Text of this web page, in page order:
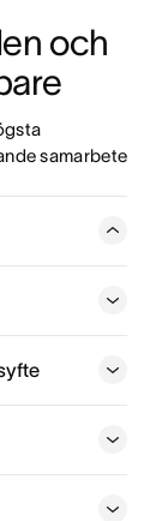
och
samarbete
ineffektiva